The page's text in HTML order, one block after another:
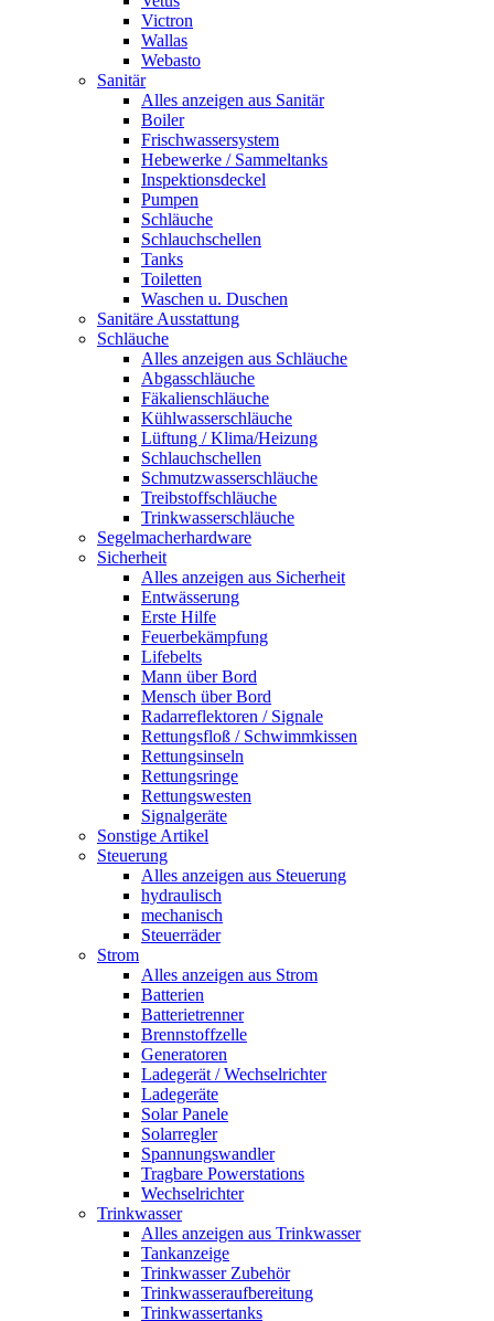
Victron
Wallas
Webasto
Sanitär
Alles anzeigen aus Sanitär
Boiler
Frischwassersystem
Hebewerke / Sammeltanks
Inspektionsdeckel
Pumpen
Schläuche
Schlauchschellen
Tanks
Toiletten
Waschen u. Duschen
Sanitäre Ausstattung
Schläuche
Alles anzeigen aus Schläuche
Abgasschläuche
Fäkalienschläuche
Kühlwasserschläuche
Lüftung / Klima/Heizung
Schlauchschellen
Schmutzwasserschläuche
Treibstoffschläuche
Trinkwasserschläuche
Segelmacherhardware
Sicherheit
Alles anzeigen aus Sicherheit
Entwässerung
Erste Hilfe
Feuerbekämpfung
Lifebelts
Mann über Bord
Mensch über Bord
Radarreflektoren / Signale
Rettungsfloß / Schwimmkissen
Rettungsinseln
Rettungsringe
Rettungswesten
Signalgeräte
Sonstige Artikel
Steuerung
Alles anzeigen aus Steuerung
hydraulisch
mechanisch
Steuerräder
Strom
Alles anzeigen aus Strom
Batterien
Batterietrenner
Brennstoffzelle
Generatoren
Ladegerät / Wechselrichter
Ladegeräte
Solar Panele
Solarregler
Spannungswandler
Tragbare Powerstations
Wechselrichter
Trinkwasser
Alles anzeigen aus Trinkwasser
Tankanzeige
Trinkwasser Zubehör
Trinkwasseraufbereitung
Trinkwassertanks